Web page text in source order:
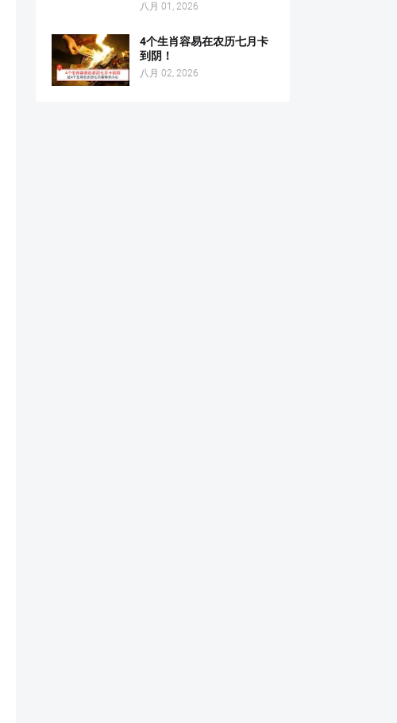
八月 01, 2026
4个生肖容易在农历七月卡
到阴！
八月 02, 2026